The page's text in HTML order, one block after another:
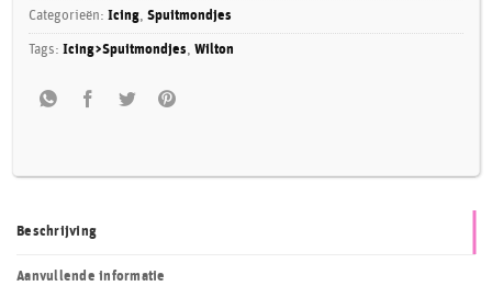
Categorieën:Icing,Spuitmondjes
Tags:Icing>Spuitmondjes,Wilton
Beschrijving
Aanvullende informatie